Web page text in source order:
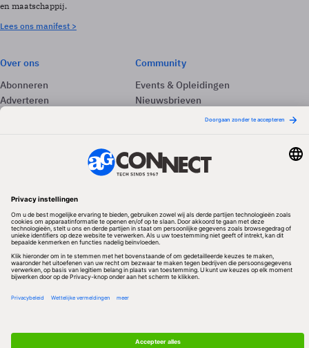
en maatschappij.
Lees ons manifest >
Over ons
Abonneren
Adverteren
Community
Events & Opleidingen
Nieuwsbrieven
Redactionele partner
Privacy & Cookies